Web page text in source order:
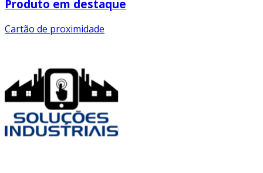
Produto em destaque
Cartão de proximidade